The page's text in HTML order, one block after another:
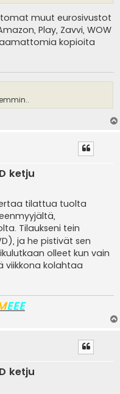
muut eurosivustot
Play, Zavvi, WOW
kopioita
ketju
tilattua tuolta
Tilaukseni tein
ja he pistivät sen
olleet kun vain
viikkona kolahtaa
EEE
ketju